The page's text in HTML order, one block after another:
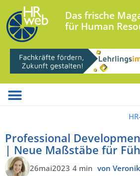
Das frische
für Human
Professional
| Neue Maßstäbe für
26mai2023 4 min von